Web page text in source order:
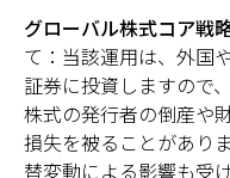
グローバル株式コア戦
て：当該運用は、外国
証券に投資しますので
株式の発行者の倒産や
損失を被ることがあり
替変動による影響も受